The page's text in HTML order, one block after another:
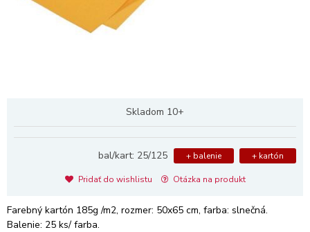
Skladom 10+
bal/kart: 25/125 + balenie + kartón
Pridať do wishlistu Otázka na produkt
Farebný kartón 185g /m2, rozmer: 50x65 cm, farba: slnečná.
Balenie: 25 ks/ farba.